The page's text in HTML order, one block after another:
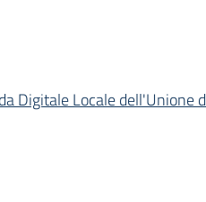
Digitale Locale dell'Unione